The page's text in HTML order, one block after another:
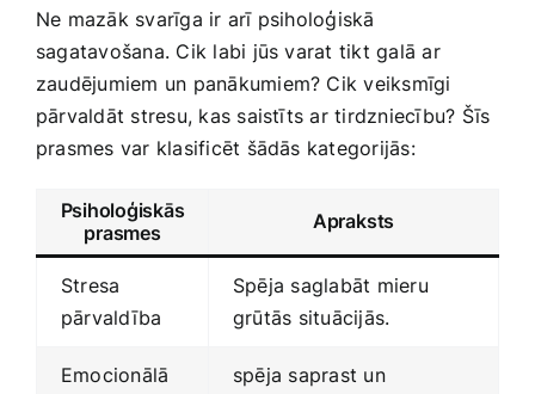
Ne mazāk svarīga ir arī psiholoģiskā
sagatavošana. Cik labi jūs varat tikt galā ar
zaudējumiem un​ panākumiem? Cik veiksmīgi
pārvaldāt stresu, kas saistīts ar tirdzniecību? Šīs
prasmes var klasificēt​ šādās kategorijās:
Psiholoģiskās
prasmes
Apraksts
Stresa
pārvaldība
Spēja saglabāt mieru
grūtās situācijās.
Emocionālā
spēja ​saprast un